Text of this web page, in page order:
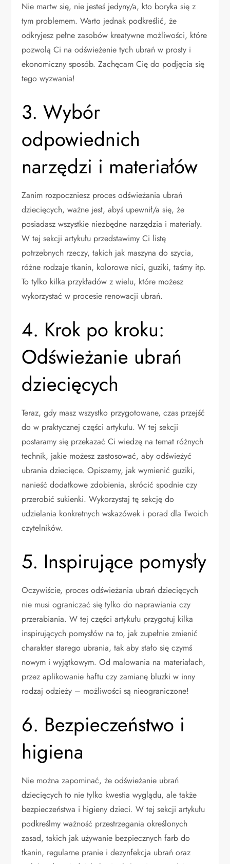
Nie martw się, nie jesteś jedyny/a, kto boryka się z
tym problemem. Warto jednak podkreślić, że
odkryjesz pełne zasobów kreatywne możliwości, które
pozwolą Ci na odświeżenie tych ubrań w prosty i
ekonomiczny sposób. Zachęcam Cię do podjęcia się
tego wyzwania!
3. Wybór
odpowiednich
narzędzi i materiałów
Zanim rozpoczniesz proces odświeżania ubrań
dziecięcych, ważne jest, abyś upewnił/a się, że
posiadasz wszystkie niezbędne narzędzia i materiały.
W tej sekcji artykułu przedstawimy Ci listę
potrzebnych rzeczy, takich jak maszyna do szycia,
różne rodzaje tkanin, kolorowe nici, guziki, taśmy itp.
To tylko kilka przykładów z wielu, które możesz
wykorzystać w procesie renowacji ubrań.
4. Krok po kroku:
Odświeżanie ubrań
dziecięcych
Teraz, gdy masz wszystko przygotowane, czas przejść
do w praktycznej części artykułu. W tej sekcji
postaramy się przekazać Ci wiedzę na temat różnych
technik, jakie możesz zastosować, aby odświeżyć
ubrania dziecięce. Opiszemy, jak wymienić guziki,
nanieść dodatkowe zdobienia, skrócić spodnie czy
przerobić sukienki. Wykorzystaj tę sekcję do
udzielania konkretnych wskazówek i porad dla Twoich
czytelników.
5. Inspirujące pomysły
Oczywiście, proces odświeżania ubrań dziecięcych
nie musi ograniczać się tylko do naprawiania czy
przerabiania. W tej części artykułu przygotuj kilka
inspirujących pomysłów na to, jak zupełnie zmienić
charakter starego ubrania, tak aby stało się czymś
nowym i wyjątkowym. Od malowania na materiałach,
przez aplikowanie haftu czy zamianę bluzki w inny
rodzaj odzieży – możliwości są nieograniczone!
6. Bezpieczeństwo i
higiena
Nie można zapominać, że odświeżanie ubrań
dziecięcych to nie tylko kwestia wyglądu, ale także
bezpieczeństwa i higieny dzieci. W tej sekcji artykułu
podkreślmy ważność przestrzegania określonych
zasad, takich jak używanie bezpiecznych farb do
tkanin, regularne pranie i dezynfekcja ubrań oraz